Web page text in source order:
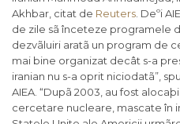
Akhbar, citat de Reuters . Deºi
de zile sã înceteze programele
dezvãluiri aratã un program de
mai bine organizat decât s-a
iranian nu s-a oprit niciodatã”,
AIEA. “Dupã 2003, au fost
cercetare nucleare, mascate în